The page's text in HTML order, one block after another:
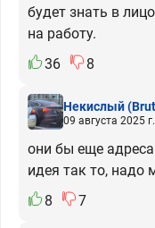
будет знать в
на работу.
36
8
Некислый
09 августа 2025 г.
они бы еще адреса
идея так то, надо
8
7